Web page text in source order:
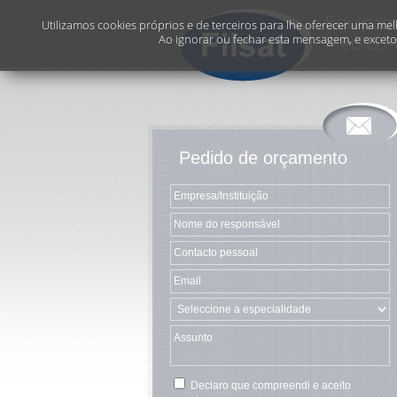
Pedido de orçamento
Declaro que compreendi e aceito
Utilizamos cookies próprios e de terceiros para lhe oferecer uma
Ao ignorar ou fechar esta mensagem, e